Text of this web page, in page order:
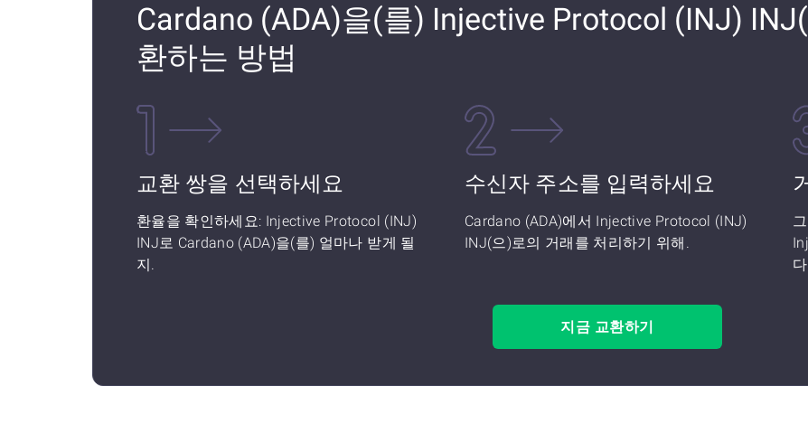
Cardano (ADA)을(를) Injective Protocol (INJ)
환하는 방법
교환 쌍을 선택하세요
환율을 확인하세요: Injective Protocol (INJ)
INJ로 Cardano (ADA)을(를) 얼마나 받게 될
지.
수신자 주소를 입력하세요
Cardano (ADA)에서 Injective Protocol (INJ)
INJ(으)로의 거래를 처리하기 위해.
지금 교환하기